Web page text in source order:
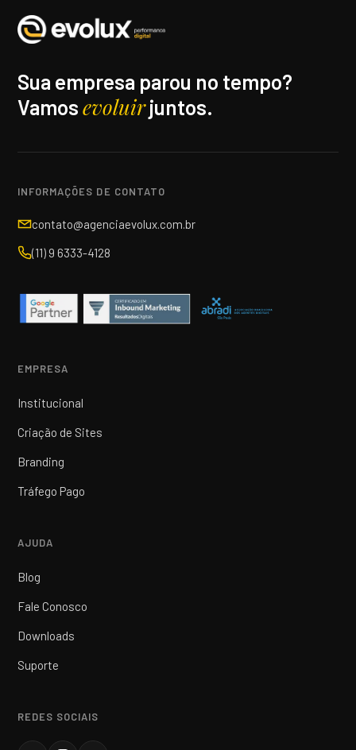
Sua empresa parou no tempo?
Vamosevoluirjuntos.
INFORMAÇÕES DE CONTATO
contato@agenciaevolux.com.br
(11) 9 6333-4128
EMPRESA
Institucional
Criação de Sites
Branding
Tráfego Pago
AJUDA
Blog
Fale Conosco
Downloads
Suporte
REDES SOCIAIS